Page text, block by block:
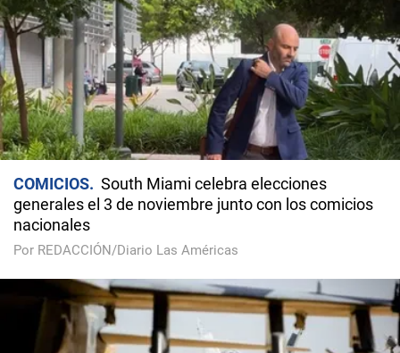
COMICIOS
South Miami celebra elecciones
generales el 3 de noviembre junto con los comicios
nacionales
Por REDACCIÓN/Diario Las Américas